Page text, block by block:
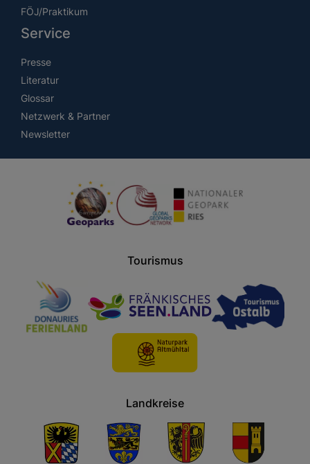
FÖJ/Praktikum
Service
Presse
Literatur
Glossar
Netzwerk & Partner
Newsletter
Tourismus
Landkreise